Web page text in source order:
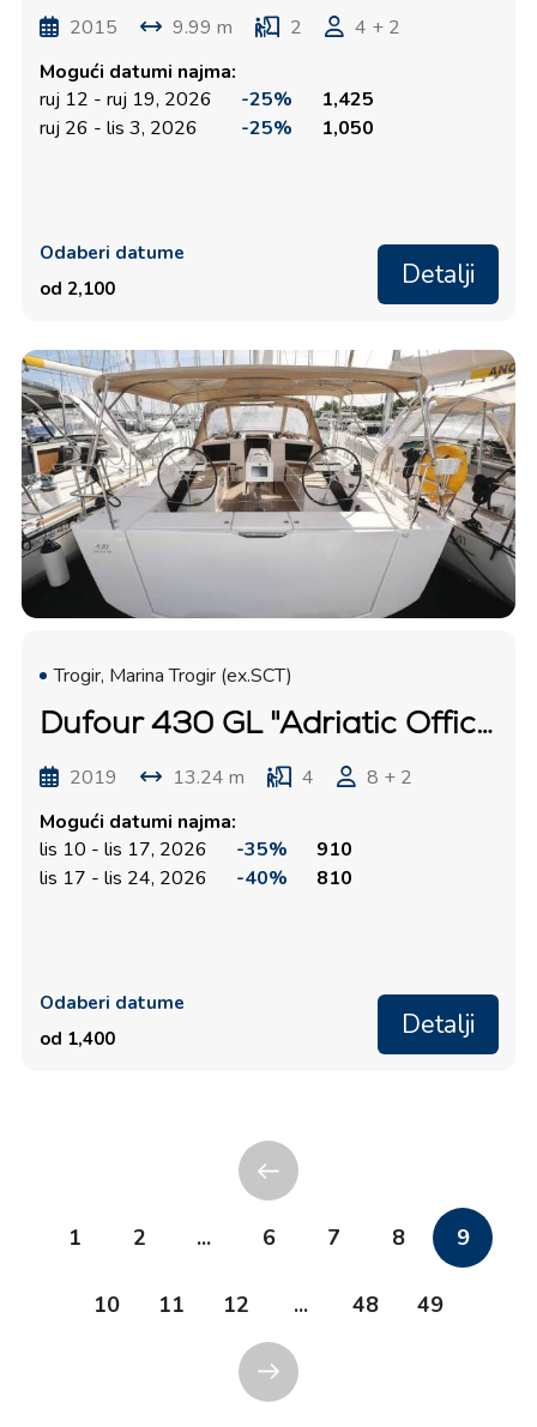
2015 9.99 m 2
4 + 2
Mogući datumi najma:
ruj 12 - ruj 19, 2026
-25%
1,425
ruj 26 - lis 3, 2026
-25% 1,050
Odaberi datume
od 2,100
Detalji
Trogir, Marina Trogir (ex.SCT)
Dufour 430 GL "Adriatic Office"
2019 13.24 m 4
8 + 2
Mogući datumi najma:
lis 10 - lis 17, 2026
-35%
910
lis 17 - lis 24, 2026
-40% 810
Odaberi datume
od 1,400
Detalji
1 2 ... 6 7 8 9
10 11 12 ... 48 49